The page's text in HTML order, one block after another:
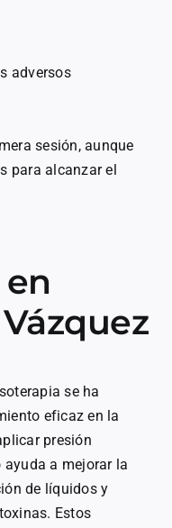
adversos
sesión, aunque
para alcanzar el
se ha
eficaz en la
presión
a mejorar la
de líquidos y
Estos